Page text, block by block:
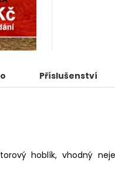
Příslušenství
hoblík, vhodný